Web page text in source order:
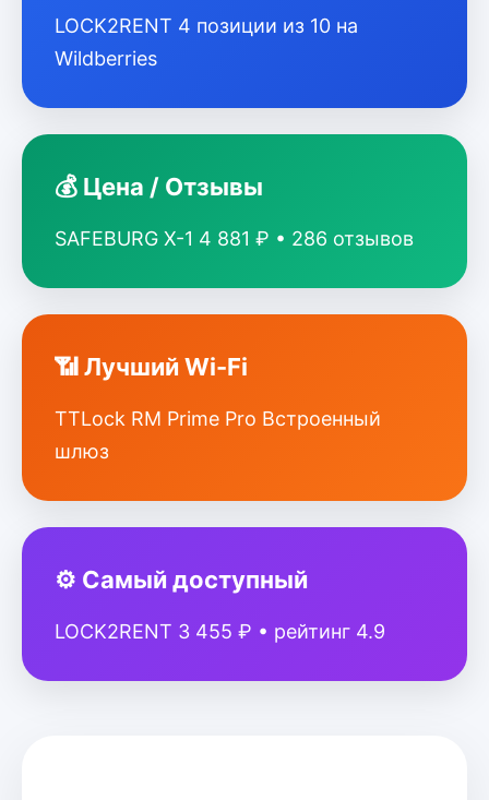
LOCK2RENT 4 позиции из 10 на
Wildberries
💰 Цена / Отзывы
SAFEBURG X-1 4 881 ₽ • 286 отзывов
📶 Лучший Wi-Fi
TTLock RM Prime Pro Встроенный
шлюз
⚙ Самый доступный
LOCK2RENT 3 455 ₽ • рейтинг 4.9